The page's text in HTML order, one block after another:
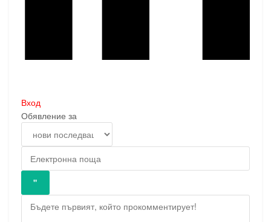
Вход
Обявление за